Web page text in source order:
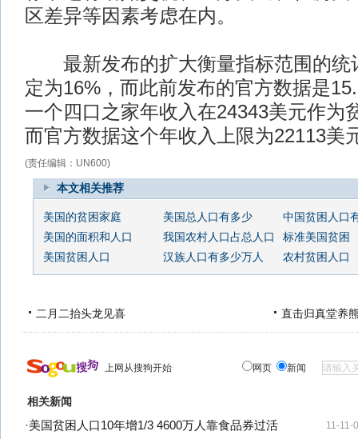
区差异等因素考虑在内。
最新发布的扩大衡量指标范围的统
定为16%，而此前发布的官方数据是
一个四口之家年收入在24343美元作为
而官方数据这个年收入上限为22113美
(责任编辑：UN600)
本文相关推荐
美国的贫困家庭 美国总人口有多少
中国贫困人口
美国的面积和人口
我国农村人口占总人口
标准美国贫困
美国贫困人口
汉族人口有多少万人 农村贫困人口
二月二抬头龙见喜 直击归真堂养
上网从搜狗开始 网页 新闻
相关新闻
11-11-
·美国贫困人口10年增1/3 4600万人靠食品券过活